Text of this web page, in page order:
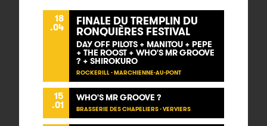
18
.04 FINALE DU TREMPLIN DU
RONQUIÈRES FESTIVAL
DAY OFF PILOTS + MANITOU + PEPE
+ THE ROOST + WHO'S MR GROOVE
? + SHIROKURO
ROCKERILL - MARCHIENNE-AU-PONT
15
.01
WHO'S MR GROOVE ?
BRASSERIE DES CHAPELIERS - VERVIERS